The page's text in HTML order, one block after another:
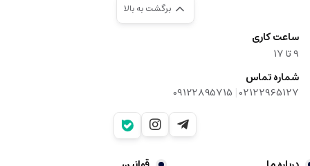
برگشت به بالا
ساعت کاری
9‌ تا ۱۷
شماره تماس
02122965127
|
09122895715